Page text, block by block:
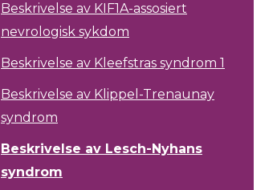
Beskrivelse av KIF1A-assosiert
nevrologisk sykdom
Beskrivelse av Kleefstras syndrom 1
Beskrivelse av Klippel-Trenaunay
syndrom
Beskrivelse av Lesch-Nyhans
syndrom